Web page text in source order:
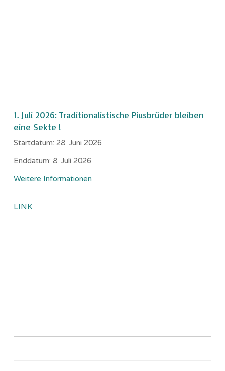
1. Juli 2026: Traditionalistische Piusbrüder bleiben
eine Sekte !
Startdatum: 28. Juni 2026
Enddatum: 8. Juli 2026
Weitere Informationen
LINK